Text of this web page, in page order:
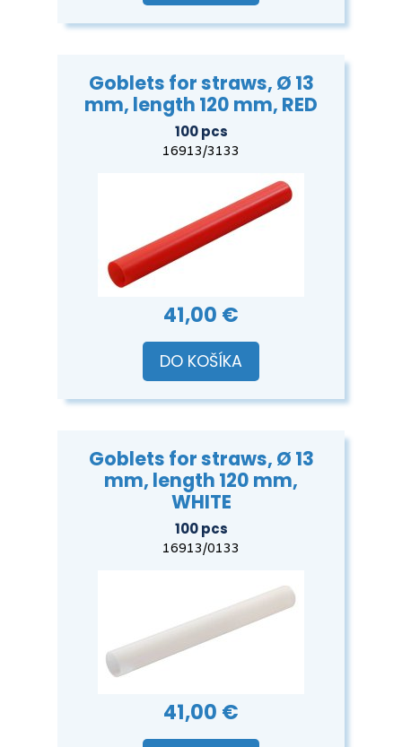
Goblets for straws, Ø 13
mm, length 120 mm, RED
100 pcs
16913/3133
41,00 €
DO KOŠÍKA
Goblets for straws, Ø 13
mm, length 120 mm,
WHITE
100 pcs
16913/0133
41,00 €